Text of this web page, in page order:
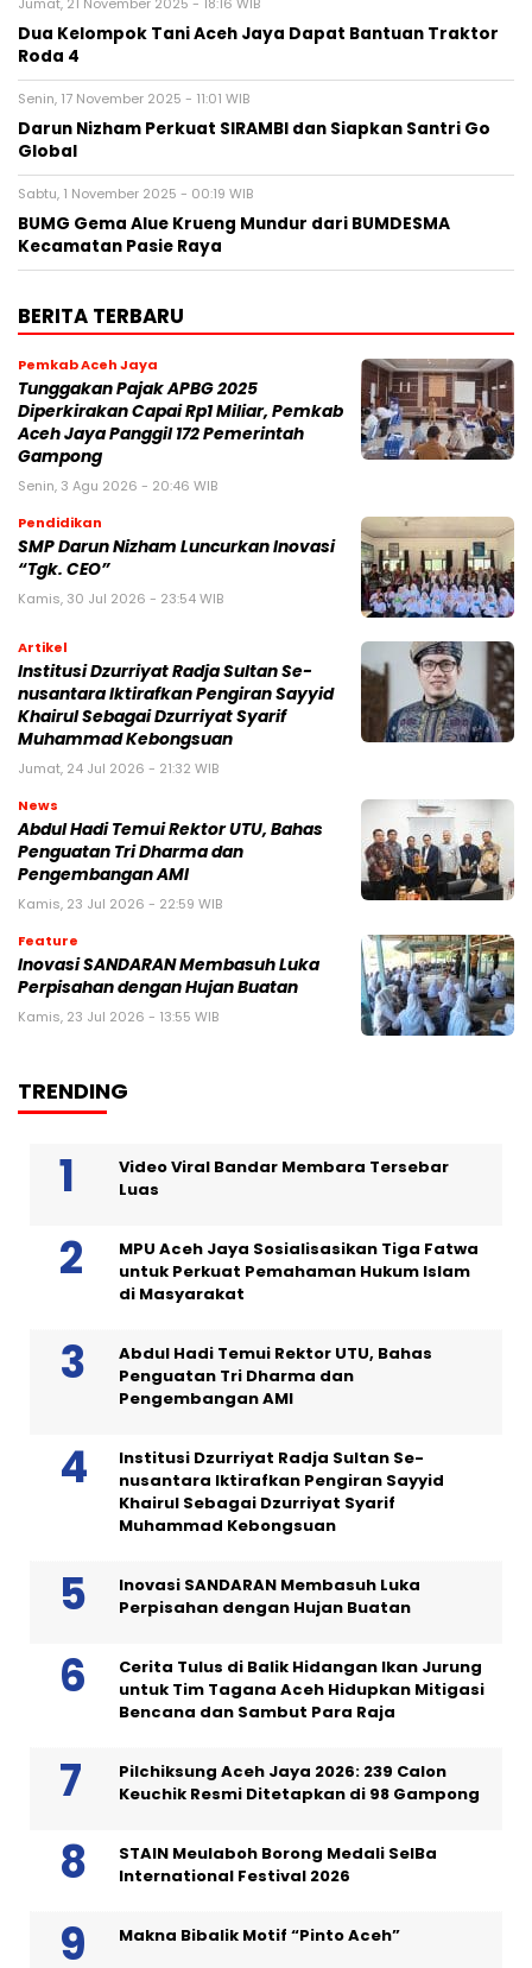
Dua Kelompok Tani Aceh Jaya Dapat Bantuan Traktor
Roda 4
Senin, 17 November 2025 - 11:01 WIB
Darun Nizham Perkuat SIRAMBI dan Siapkan Santri Go
Global
Sabtu, 1 November 2025 - 00:19 WIB
BUMG Gema Alue Krueng Mundur dari BUMDESMA
Kecamatan Pasie Raya
BERITA TERBARU
Pemkab Aceh Jaya
Tunggakan Pajak APBG 2025
Diperkirakan Capai Rp1 Miliar, Pemkab
Aceh Jaya Panggil 172 Pemerintah
Gampong
Senin, 3 Agu 2026 - 20:46 WIB
Pendidikan
SMP Darun Nizham Luncurkan Inovasi
“Tgk. CEO”
Kamis, 30 Jul 2026 - 23:54 WIB
Artikel
Institusi Dzurriyat Radja Sultan Se-
nusantara Iktirafkan Pengiran Sayyid
Khairul Sebagai Dzurriyat Syarif
Muhammad Kebongsuan
Jumat, 24 Jul 2026 - 21:32 WIB
News
Abdul Hadi Temui Rektor UTU, Bahas
Penguatan Tri Dharma dan
Pengembangan AMI
Kamis, 23 Jul 2026 - 22:59 WIB
Feature
Inovasi SANDARAN Membasuh Luka
Perpisahan dengan Hujan Buatan
Kamis, 23 Jul 2026 - 13:55 WIB
TRENDING
Video Viral Bandar Membara Tersebar
Luas
MPU Aceh Jaya Sosialisasikan Tiga Fatwa
untuk Perkuat Pemahaman Hukum Islam
di Masyarakat
Abdul Hadi Temui Rektor UTU, Bahas
Penguatan Tri Dharma dan
Pengembangan AMI
Institusi Dzurriyat Radja Sultan Se-
nusantara Iktirafkan Pengiran Sayyid
Khairul Sebagai Dzurriyat Syarif
Muhammad Kebongsuan
Inovasi SANDARAN Membasuh Luka
Perpisahan dengan Hujan Buatan
Cerita Tulus di Balik Hidangan Ikan Jurung
untuk Tim Tagana Aceh Hidupkan Mitigasi
Bencana dan Sambut Para Raja
Pilchiksung Aceh Jaya 2026: 239 Calon
Keuchik Resmi Ditetapkan di 98 Gampong
STAIN Meulaboh Borong Medali SeIBa
International Festival 2026
Makna Bibalik Motif “Pinto Aceh”